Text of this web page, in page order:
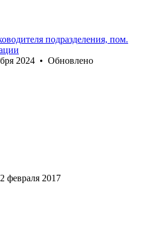
подразделения, пом.
2024 • Обновлено
февраля 2017